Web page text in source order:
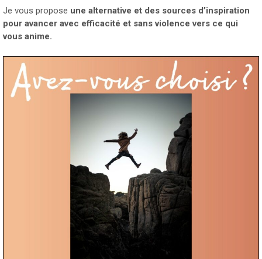
Je vous propose une alternative et des sources d’inspiration
pour avancer avec efficacité et sans violence vers ce qui
vous anime.